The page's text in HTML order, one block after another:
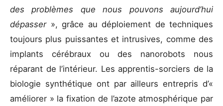
des problèmes quenous pouvons aujourd’hui
dépasser », grâce au déploiement de techniques
toujours plus puissantes et intrusives, comme des
implants cérébraux ou des nanorobots nous
réparant de l’intérieur. Les apprentis-sorciers de la
biologie synthétique ont par ailleurs entrepris d’«
améliorer » la fixation de l’azote atmosphérique par